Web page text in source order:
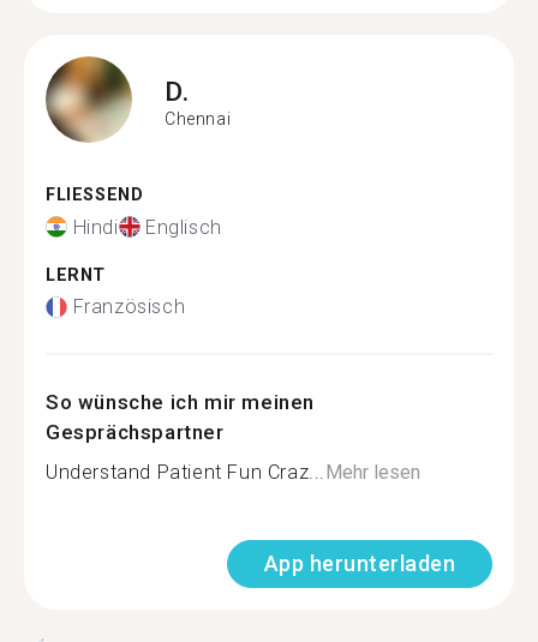
D.
Chennai
FLIESSEND
Hindi Englisch
LERNT
Französisch
So wünsche ich mir meinen
Gesprächspartner
Understand Patient Fun Craz...Mehr lesen
App herunterladen